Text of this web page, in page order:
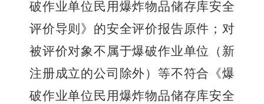
破作业单位民用爆炸物品储存库安全
评价导则》的安全评价报告原件；对
被评价对象不属于爆破作业单位（新
注册成立的公司除外）等不符合《爆
破作业单位民用爆炸物品储存库安全